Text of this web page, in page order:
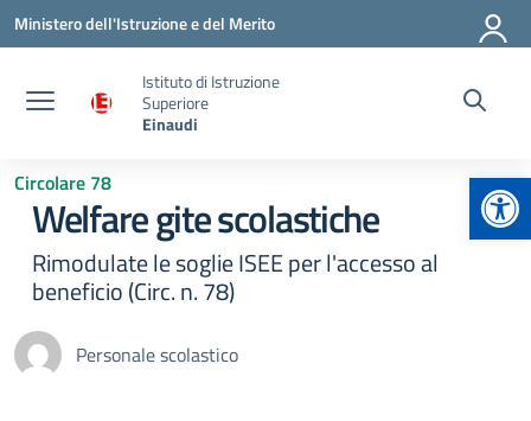
Vai ai contenuti
Vai al menu di navigazione
Vai al footer
Ministero dell'Istruzione e del Merito
Istituto di Istruzione
Superiore
Einaudi
Circolare 78
Welfare gite scolastiche
Rimodulate le soglie ISEE per l'accesso al
beneficio (Circ. n. 78)
Personale scolastico